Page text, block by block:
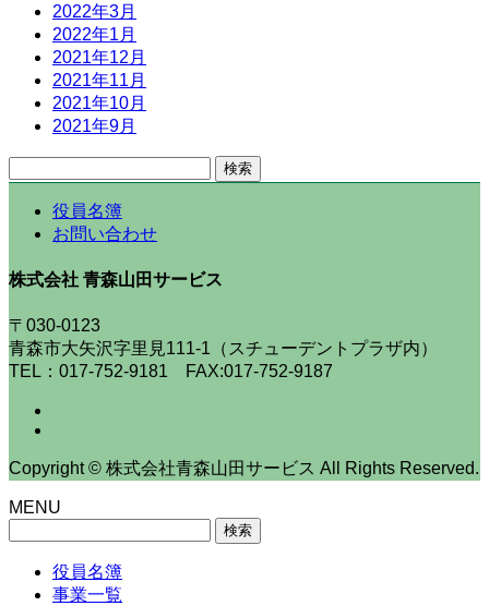
2022年3月
2022年1月
2021年12月
2021年11月
2021年10月
2021年9月
索:
役員名簿
お問い合わせ
株式会社 青森山田サービス
〒030-0123
青森市大矢沢字里見111-1（スチューデントプラザ内）
TEL：017-752-9181 FAX:017-752-9187
Copyright © 株式会社青森山田サービス All Rights Reserved.
MENU
役員名簿
事業一覧